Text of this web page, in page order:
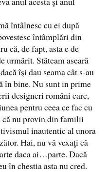
întâlnesc cu ei după
întâmplări din
că, de fapt, asta e de
urmărit. Stăteam aseară
îşi dau seama cât s-au
în bine. Nu sunt in prime
designeri români care,
pentru ceea ce fac cu
că nu provin din familii
inautentic al unora
Hai, nu vă vexaţi că
daca ai…parte. Dacă
în chestia asta nu cred.